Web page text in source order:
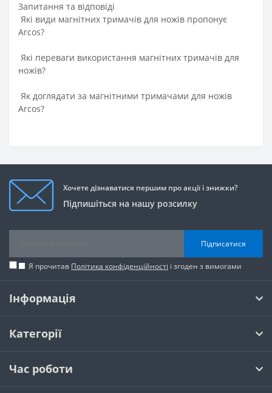
Запитання та вiдповiдi
Які види магнітних тримачів для ножів пропонує
Arcos?
Які переваги використання магнітних тримачів для
ножів?
Як доглядати за магнітними тримачами для ножів
Arcos?
Хочете дізнаватися першим про акції і знижки?
Підпишіться на нашу розсилку
Підписатися
Я прочитав Політика конфіденційності і згоден з вимогами
Інформація
Категорії
Час роботи